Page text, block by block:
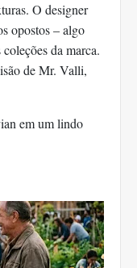
O designer
opostos – algo
da marca.
de Mr. Valli,
em um lindo